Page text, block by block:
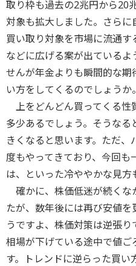
取り枠も過去の2兆円から20
対象も拡大しました。さら
買い取り対象を市場に流通す
などに広げる案が出ている
せんが年金よりも瞬間的な期
い方をしてくるのでしょうか。
上をどんどん買ってくる性
多少あるでしょう。そうな
きくなると思います。ただ
度もやってきており、今回も
は、といった冷ややかな見方
確かに、株価低迷が続くな
たが、数年後には再び安値
うですよ、株価対策は逆張
相場が下げている途中で値
す。トレンドに逆らった買